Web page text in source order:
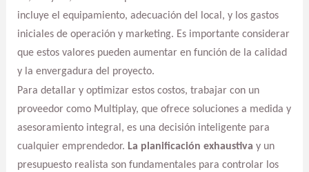
incluye el equipamiento, adecuación del local, y los gastos
iniciales de operación y marketing. Es importante considerar
que estos valores pueden aumentar en función de la calidad
y la envergadura del proyecto.
Para detallar y optimizar estos costos, trabajar con un
proveedor como Multiplay, que ofrece soluciones a medida y
asesoramiento integral, es una decisión inteligente para
cualquier emprendedor. La planificación exhaustiva y un
presupuesto realista son fundamentales para controlar los